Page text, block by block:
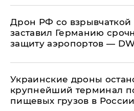
​Дрон РФ со взрывчаткой
заставил Германию
защиту аэропортов —
Украинские дроны
крупнейший терминал
пищевых грузов в России